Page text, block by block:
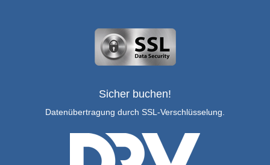
Sicher buchen!
Datenübertragung durch SSL-Verschlüsselung.